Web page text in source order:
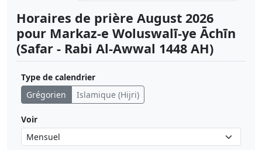
Horaires de prière August 2026
pour Markaz-e Woluswalī-ye Āchīn
(Safar - Rabi Al-Awwal 1448 AH)
Type de calendrier
Grégorien
Islamique (Hijri)
Voir